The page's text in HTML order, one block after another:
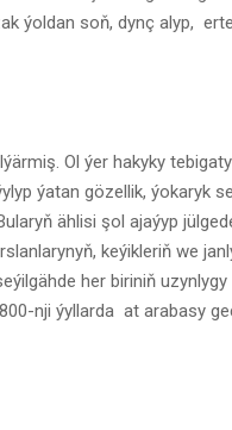
ýoldan soň, dynç alyp,
Ol ýer hakyky
ýatan gözellik, ýokaryk
ählisi şol ajaýyp
keýikleriň we
her biriniň
nji ýyllarda at arabasy